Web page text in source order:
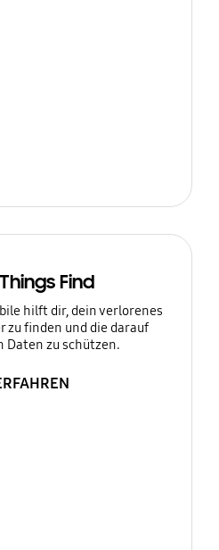
Find
hilft dir, dein verlorenes
zu finden und die darauf
Daten zu schützen.